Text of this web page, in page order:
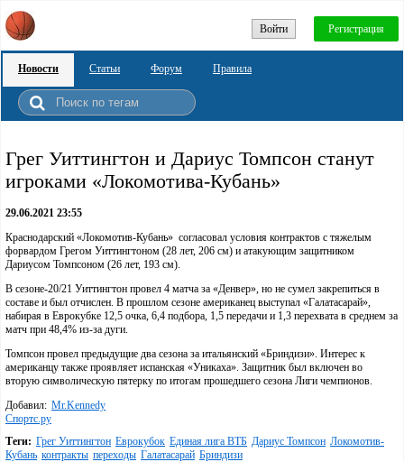
Войти Регистрация
Новости Статьи Форум Правила
Грег Уиттингтон и Дариус Томпсон станут
игроками «Локомотива-Кубань»
29.06.2021 23:55
Краснодарский «Локомотив-Кубань» согласовал условия контрактов с тяжелым
форвардом Грегом Уиттингтоном (28 лет, 206 см) и атакующим защитником
Дариусом Томпсоном (26 лет, 193 см).
В сезоне-20/21 Уиттингтон провел 4 матча за «Денвер», но не сумел закрепиться в
составе и был отчислен. В прошлом сезоне американец выступал «Галатасарай»,
набирая в Еврокубке 12,5 очка, 6,4 подбора, 1,5 передачи и 1,3 перехвата в среднем за
матч при 48,4% из-за дуги.
Томпсон провел предыдущие два сезона за итальянский «Бриндизи». Интерес к
американцу также проявляет испанская «Уникаха». Защитник был включен во
вторую символическую пятерку по итогам прошедшего сезона Лиги чемпионов.
Добавил: Mr.Kennedy
Спортс.ру
Теги: Грег Уиттингтон Еврокубок Единая лига ВТБ Дариус Томпсон Локомотив-
Кубань контракты переходы Галатасарай Бриндизи